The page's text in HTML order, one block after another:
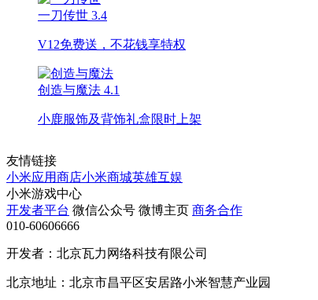
一刀传世 3.4
V12免费送，不花钱享特权
创造与魔法 4.1
小鹿服饰及背饰礼盒限时上架
友情链接
小米应用商店小米商城英雄互娱
小米游戏中心
开发者平台 微信公众号 微博主页 商务合作
010-60606666
开发者：北京瓦力网络科技有限公司
北京地址：北京市昌平区安居路小米智慧产业园